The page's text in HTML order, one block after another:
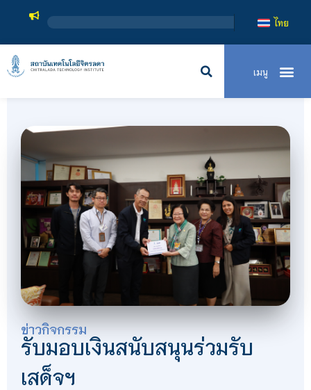
สถาบันเทคโน
ไทย
ข่าวกิจกรรม
รับมอบเงินสนับสนุนร่วมรับ
เสด็จฯ